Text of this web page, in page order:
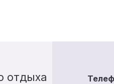
отдыха